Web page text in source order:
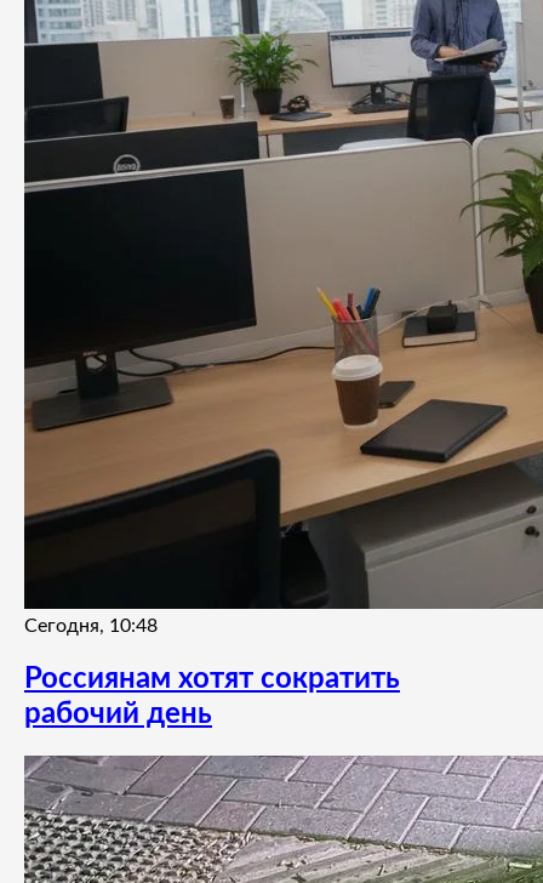
Сегодня, 10:48
Россиянам хотят сократить
рабочий день